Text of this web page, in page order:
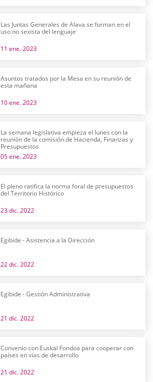
Las Juntas Generales de Álava se forman en el
uso no sexista del lenguaje
11 ene. 2023
Asuntos tratados por la Mesa en su reunión de
esta mañana
10 ene. 2023
La semana legislativa empieza el lunes con la
reunión de la comisión de Hacienda, Finanzas y
Presupuestos
05 ene. 2023
El pleno ratifica la norma foral de presupuestos
del Territorio Histórico
23 dic. 2022
Egibide - Asistencia a la Dirección
22 dic. 2022
Egibide - Gestión Administrativa
21 dic. 2022
Convenio con Euskal Fondoa para cooperar con
países en vías de desarrollo
21 dic. 2022